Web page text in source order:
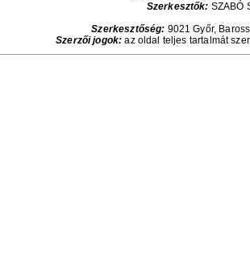
Szerkesztők: SZABÓ
Szerkesztőség: 9021 Győr,
Szerzői jogok: az oldal teljes tartalmát